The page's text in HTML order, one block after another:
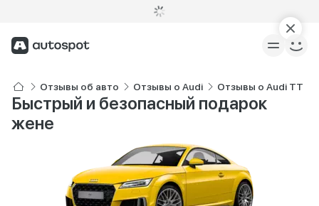
Отзывы об авто Отзывы о Audi Отзывы о Audi TT
Быстрый и безопасный подарок
жене